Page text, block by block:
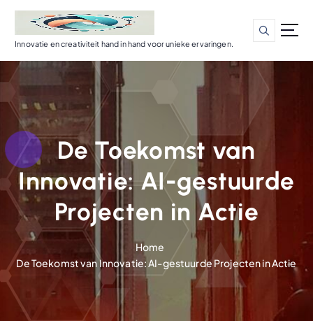
d
n
Innovatie en creativiteit hand in hand voor unieke ervaringen.
De Toekomst van
Innovatie: AI-gestuurde
Projecten in Actie
Home
De Toekomst van Innovatie: AI-gestuurde Projecten in Actie